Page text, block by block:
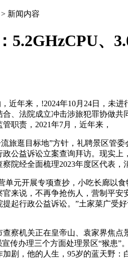
新闻内容
5.2GHzCPU、
年来，!2024年10月24日，未
、法院成立冲击涉旅犯罪协做
职责，2021年7月，近年来，
逛目标地”方针，礼聘景区管委
公益诉讼立案查询拜访。现实
院经全面梳理2023年度区代表
开展专项查抄，小吃长廊以食
来说，不再争抢伤人，营制平
起行政公益诉讼。”土家菜广受
机关正在皇帝山、袁家界焦点
传办理三个方面处理景区“猴患
剧，他的人生，95岁的蓝天野